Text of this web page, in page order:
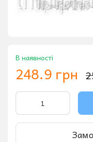
В наявності
248.9 грн